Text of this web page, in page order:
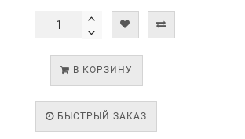
В КОРЗИНУ
БЫСТРЫЙ ЗАКАЗ